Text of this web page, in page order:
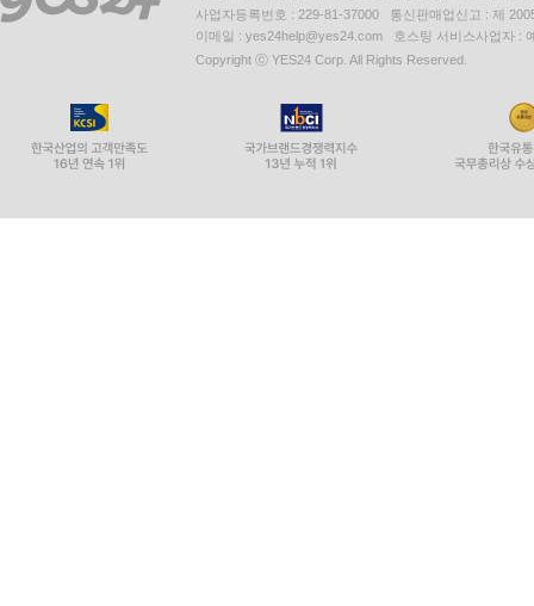
사업자등록번호 : 229-81-37000 통신판매업신고 : 제
이메일 : yes24help@yes24.com 호스팅 서비스사업자 :
Copyright ⓒ YES24 Corp. All Rights Reserved.